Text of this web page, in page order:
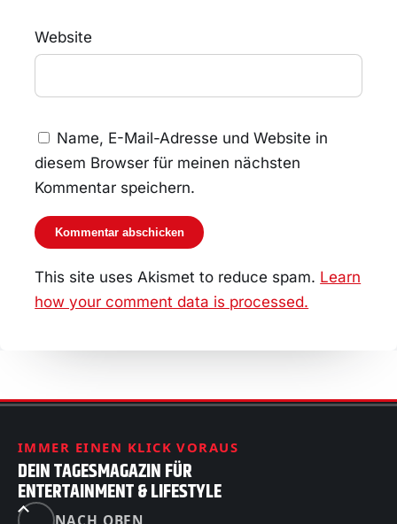
Website
Name, E-Mail-Adresse und Website in
diesem Browser für meinen nächsten
Kommentar speichern.
This site uses Akismet to reduce spam. Learn
how your comment data is processed.
IMMER EINEN KLICK VORAUS
DEIN TAGESMAGAZIN FÜR
ENTERTAINMENT & LIFESTYLE